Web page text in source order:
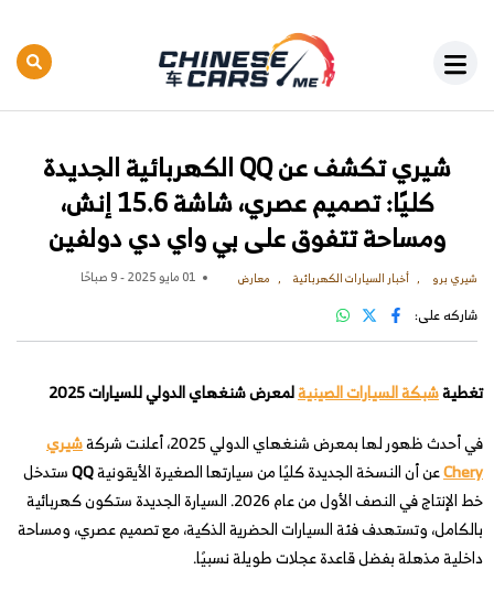
شيري تكشف عن QQ الكهربائية الجديدة
كليًا: تصميم عصري، شاشة 15.6 إنش،
ومساحة تتفوق على بي واي دي دولفين
شيري برو أخبار السيارات الكهربائية معارض 01 مايو 2025 - 9 صباحًا
شاركه على:
تغطيةشبكة السيارات الصينيةلمعرض شنغهاي الدولي للسيارات 2025
في أحدث ظهور لها بمعرض شنغهاي الدولي 2025، أعلنت شركة
شيري
Cheryعن أن النسخة الجديدة كليًا من سيارتها الصغيرة الأيقونيةQQستدخل
خط الإنتاج في النصف الأول من عام 2026. السيارة الجديدة ستكون كهربائية
بالكامل، وتستهدف فئة السيارات الحضرية الذكية، مع تصميم عصري، ومساحة
داخلية مذهلة بفضل قاعدة عجلات طويلة نسبيًا.